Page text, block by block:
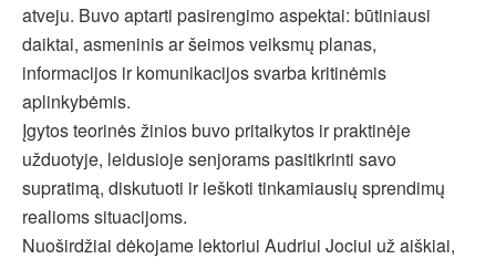
atveju. Buvo aptarti pasirengimo aspektai: būtiniausi
daiktai, asmeninis ar šeimos veiksmų planas,
informacijos ir komunikacijos svarba kritinėmis
aplinkybėmis.
Įgytos teorinės žinios buvo pritaikytos ir praktinėje
užduotyje, leidusioje senjorams pasitikrinti savo
supratimą, diskutuoti ir ieškoti tinkamiausių sprendimų
realioms situacijoms.
Nuoširdžiai dėkojame lektoriui Audriui Jociui už aiškiai,